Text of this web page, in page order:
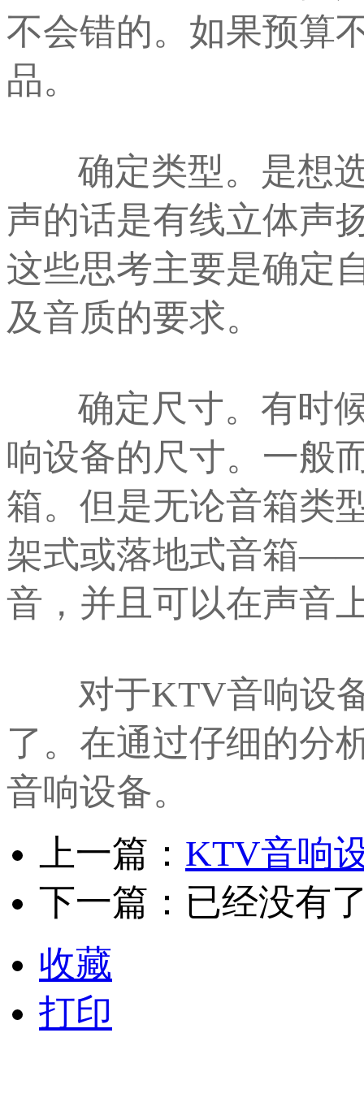
不会错的。如果预算
品。
确定类型。是想选
声的话是有线立体声
这些思考主要是确定
及音质的要求。
确定尺寸。有时候
响设备的尺寸。一般
箱。但是无论音箱类
架式或落地式音箱
音，并且可以在声音
对于KTV音响设备
了。在通过仔细的分
音响设备。
上一篇： KTV音响
下一篇：已经没有
收藏
打印